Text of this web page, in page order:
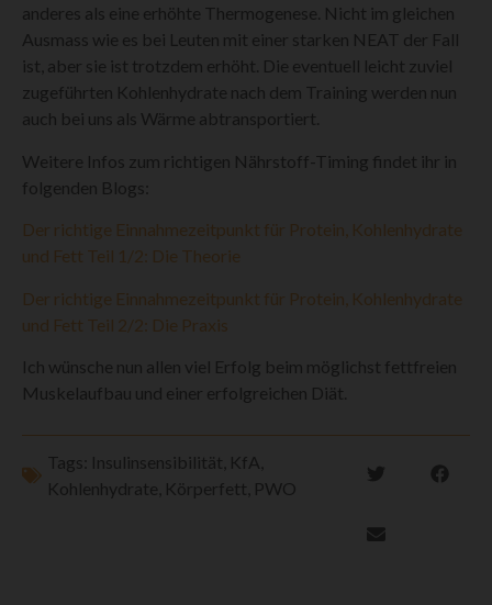
anderes als eine erhöhte Thermogenese. Nicht im gleichen
Ausmass wie es bei Leuten mit einer starken NEAT der Fall
ist, aber sie ist trotzdem erhöht. Die eventuell leicht zuviel
zugeführten Kohlenhydrate nach dem Training werden nun
auch bei uns als Wärme abtransportiert.
Weitere Infos zum richtigen Nährstoff-Timing findet ihr in
folgenden Blogs:
Der richtige Einnahmezeitpunkt für Protein, Kohlenhydrate
und Fett Teil 1/2: Die Theorie
Der richtige Einnahmezeitpunkt für Protein, Kohlenhydrate
und Fett Teil 2/2: Die Praxis
Ich wünsche nun allen viel Erfolg beim möglichst fettfreien
Muskelaufbau und einer erfolgreichen Diät.
Tags: Insulinsensibilität KfA
Kohlenhydrate Körperfett PWO